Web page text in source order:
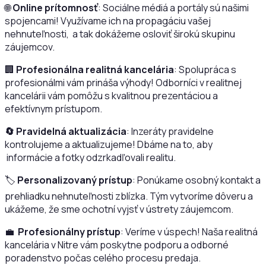
🌐Online prítomnosť: Sociálne médiá a portály sú našimi
spojencami! Využívame ich na propagáciu vašej
nehnuteľnosti, a tak dokážeme osloviť širokú skupinu
záujemcov.
🏢 Profesionálna realitná kancelária: Spolupráca s
profesionálmi vám prináša výhody! Odborníci v realitnej
kancelárii vám pomôžu s kvalitnou prezentáciou a
efektívnym prístupom.
🔄 Pravidelná aktualizácia: Inzeráty pravidelne
kontrolujeme a aktualizujeme! Dbáme na to, aby
informácie a fotky odzrkadľovali realitu.
🏷️ Personalizovaný prístup: Ponúkame osobný kontakt a
prehliadku nehnuteľnosti zblízka. Tým vytvoríme dôveru a
ukážeme, že sme ochotní vyjsť v ústrety záujemcom.
💼 Profesionálny prístup: Veríme v úspech! Naša realitná
kancelária v Nitre vám poskytne podporu a odborné
poradenstvo počas celého procesu predaja.